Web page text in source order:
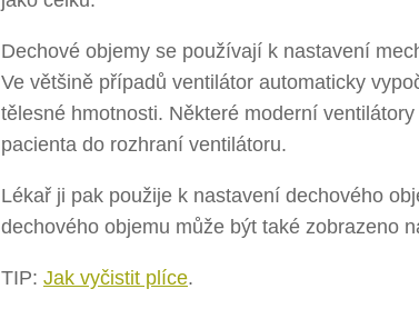
Dechové objemy se používají k nastavení
Ve většině případů ventilátor automaticky
tělesné hmotnosti. Některé moderní
pacienta do rozhraní ventilátoru.
Lékař ji pak použije k nastavení dechového
dechového objemu může být také zobrazeno
TIP: Jak vyčistit plíce.